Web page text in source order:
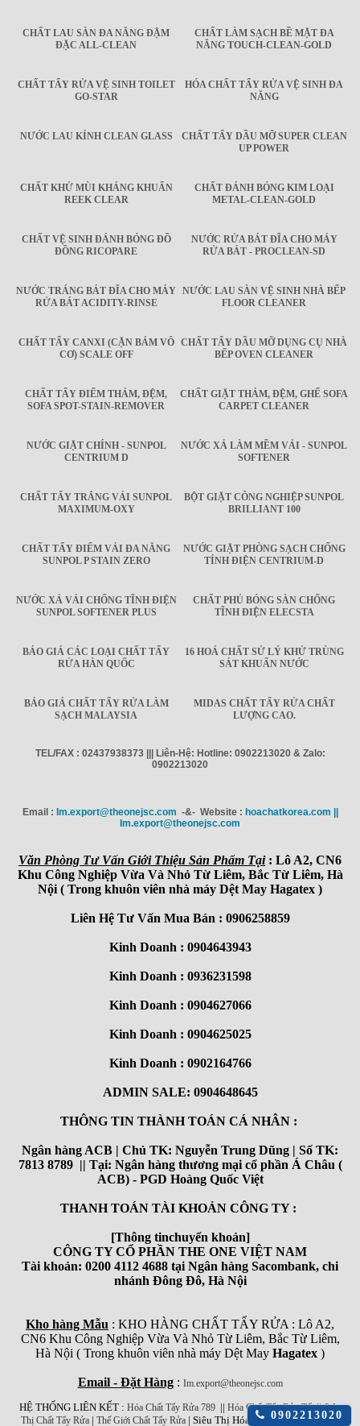
CHẤT LAU SÀN ĐA NĂNG ĐẬM
ĐẶC ALL-CLEAN
CHẤT LÀM SẠCH BỀ MẶT ĐA
NĂNG TOUCH-CLEAN-GOLD
CHẤT TẨY RỬA VỆ SINH TOILET
GO-STAR
HÓA CHẤT TẨY RỬA VỆ SINH ĐA
NĂNG
NƯỚC LAU KÍNH CLEAN GLASS
CHẤT TẨY DẦU MỠ SUPER CLEAN
UP POWER
CHẤT KHỬ MÙI KHÁNG KHUẨN
REEK CLEAR
CHẤT ĐÁNH BÓNG KIM LOẠI
METAL-CLEAN-GOLD
CHẤT VỆ SINH ĐÁNH BÓNG ĐỒ
ĐỒNG RICOPARE
NƯỚC RỬA BÁT ĐĨA CHO MÁY
RỬA BÁT - PROCLEAN-SD
NƯỚC TRÁNG BÁT ĐĨA CHO MÁY
RỬA BÁT ACIDITY-RINSE
NƯỚC LAU SÀN VỆ SINH NHÀ BẾP
FLOOR CLEANER
CHẤT TẨY CANXI (CẶN BÁM VÔ
CƠ) SCALE OFF
CHẤT TẨY DẦU MỠ DỤNG CỤ NHÀ
BẾP OVEN CLEANER
CHẤT TẨY ĐIỂM THẢM, ĐỆM,
SOFA SPOT-STAIN-REMOVER
CHẤT GIẶT THẢM, ĐỆM, GHẾ SOFA
CARPET CLEANER
NƯỚC GIẶT CHÍNH - SUNPOL
CENTRIUM D
NƯỚC XẢ LÀM MỀM VẢI - SUNPOL
SOFTENER
CHẤT TẨY TRẮNG VẢI SUNPOL
MAXIMUM-OXY
BỘT GIẶT CÔNG NGHIỆP SUNPOL
BRILLIANT 100
CHẤT TẨY ĐIỂM VẢI ĐA NĂNG
SUNPOL P STAIN ZERO
NƯỚC GIẶT PHÒNG SẠCH CHỐNG
TÍNH ĐIỆN CENTRIUM-D
NƯỚC XẢ VẢI CHỐNG TĨNH ĐIỆN
SUNPOL SOFTENER PLUS
CHẤT PHỦ BÓNG SÀN CHỐNG
TĨNH ĐIỆN ELECSTA
BÁO GIÁ CÁC LOẠI CHẤT TẨY
RỬA HÀN QUỐC
16 HOÁ CHẤT SỬ LÝ KHỬ TRÙNG
SÁT KHUẨN NƯỚC
BÁO GIÁ CHẤT TẨY RỬA LÀM
SẠCH MALAYSIA
MIDAS CHẤT TẨY RỬA CHẤT
LƯỢNG CAO.
TEL/FAX : 02437938373 ||| Liên-Hệ: Hotline: 0902213020 & Zalo:
0902213020
Email : Im.export@theonejsc.com -&- Website : hoachatkorea.com ||
Im.export@theonejsc.com
Click
0902213020
Văn Phòng Tư Vấn Giới Thiệu Sản Phẩm Tại: Lô A2, CN6
Khu Công Nghiệp Vừa Và Nhỏ Từ Liêm, Bắc Từ Liêm, Hà
Nội ( Trong khuôn viên nhà máy Dệt May Hagatex )
Liên Hệ Tư Vấn Mua Bán : 0906258859
Kinh Doanh : 0904643943
Kinh Doanh : 0936231598
Kinh Doanh : 0904627066
Kinh Doanh : 0904625025
Kinh Doanh : 0902164766
ADMIN SALE: 0904648645
THÔNG TIN THÀNH TOÁN CÁ NHÂN :
Ngân hàng ACB | Chủ TK: Nguyễn Trung Dũng | Số TK:
7813 8789 || Tại: Ngân hàng thương mại cổ phần Á Châu (
ACB) - PGD Hoàng Quốc Việt
THANH TOÁN TÀI KHOẢN CÔNG TY :
[Thông tinchuyển khoản]
CÔNG TY CỔ PHẦN THE ONE VIỆT NAM
Tài khoản: 0200 4112 4688 tại Ngân hàng Sacombank, chi
nhánh Đông Đô, Hà Nội
Kho hàng Mẫu : KHO HÀNG CHẤT TẨY RỬA : Lô A2,
CN6 Khu Công Nghiệp Vừa Và Nhỏ Từ Liêm, Bắc Từ Liêm,
Hà Nội ( Trong khuôn viên nhà máy Dệt May Hagatex )
Email - Đặt Hàng: Im.export@theonejsc.com
HỆ THỐNG LIÊN KẾT : Hóa Chất Tẩy Rửa 789 || Hóa Chất Tẩy Rửa Tốt||Siêu
Thị Chất Tẩy Rửa | Thế Giới Chất Tẩy Rửa | Siêu Thị Hóa Chất Công Nghiệp